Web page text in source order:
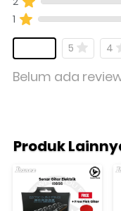
1
5 4
Belum ada
Produk